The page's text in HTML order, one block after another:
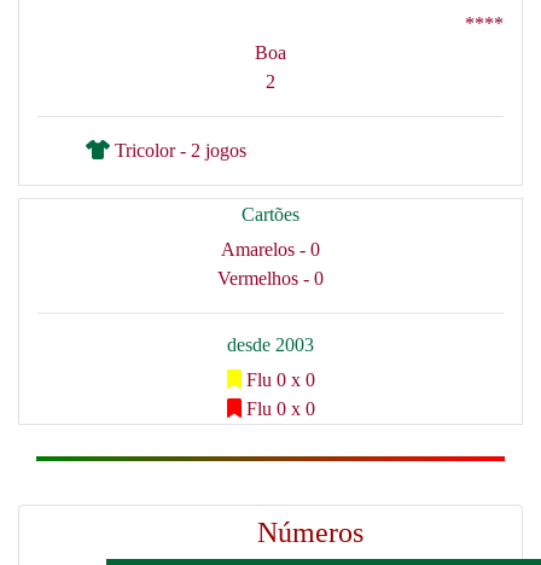
****
Boa
2
Tricolor - 2 jogos
Cartões
Amarelos - 0
Vermelhos - 0
desde 2003
Flu 0 x 0
Flu 0 x 0
Números